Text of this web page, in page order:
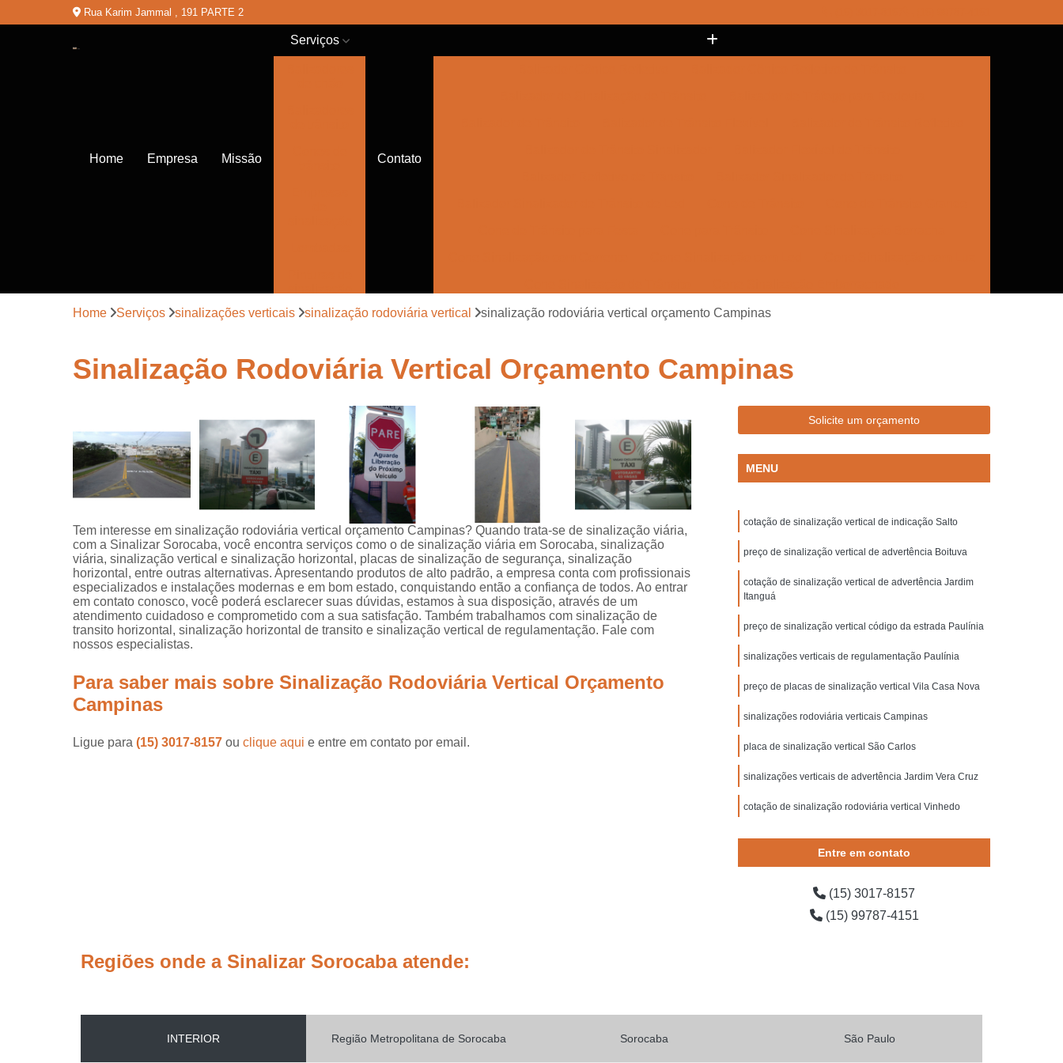
Rua Karim Jammal , 191 PARTE 2
Home Empresa Missão
Serviços
Placas de
segurança
para rodovia
Sinalização
de obra
Sinalização
horizontal
Sinalização
viária
Sinalizações
verticais
Tachões
Contato
Cone Sinalizador de Trânsito
Cone Trânsito
Empresa de Sinalização de Rodovias
Empresa de Sinalização de Trânsito
Empresa de Sinalização Vertical
Empresa de Sinalização Viária
Empresa Sinalização
Empresa Sinalização de Trânsito
Lombada com Faixa de Pedestre
Lombada de Borracha para Condomínio
Lombada de Rua
Lombada Elevada
Lombada para Estacionamento
Lombada para Garagem
Lombada Quebra Mola
Lombada Trânsito
Pintura de Sinalização
Pintura de Sinalização Horizontal
Pintura de Sinalização Tipo Viária
Pintura de Sinalização Viária
Pintura Horizontal
Pintura Placa de Sinalização
Pintura Sinalização
Pintura Sinalização de Trânsito
Pintura Sinalização Horizontal
Pintura Sinalização Viária
Placa de Sinalização de Segurança
Placas de Sinalização de Segurança Bombeiros
Placas de Sinalização de Segurança contra Incêndio
Placas de Sinalização de Segurança do Trabalho Construção Civil
Placas de Sinalização de Segurança em Obras
Placas de Sinalização de Segurança Escadas
Placas de Sinalização de Segurança para Condomínio
Placas de Sinalização de Rodovia
Placas Sinalização Rodovia
Sinalização de Obras
Sinalização de Obras de Vias
Home Serviços sinalizações verticais sinalização rodoviária vertical sinalização rodoviária vertical orçamento Campinas
Sinalização Rodoviária Vertical Orçamento Campinas
Tem interesse em sinalização rodoviária vertical orçamento Campinas? Quando trata-se de sinalização viária,
com a Sinalizar Sorocaba, você encontra serviços como o de sinalização viária em Sorocaba, sinalização
viária, sinalização vertical e sinalização horizontal, placas de sinalização de segurança, sinalização
horizontal, entre outras alternativas. Apresentando produtos de alto padrão, a empresa conta com profissionais
especializados e instalações modernas e em bom estado, conquistando então a confiança de todos. Ao entrar
em contato conosco, você poderá esclarecer suas dúvidas, estamos à sua disposição, através de um
atendimento cuidadoso e comprometido com a sua satisfação. Também trabalhamos com sinalização de
transito horizontal, sinalização horizontal de transito e sinalização vertical de regulamentação. Fale com
nossos especialistas.
Para saber mais sobre Sinalização Rodoviária Vertical Orçamento
Campinas
Ligue para (15) 3017-8157 ou clique aqui e entre em contato por email.
Solicite um orçamento
MENU
cotação de sinalização vertical de indicação Salto
preço de sinalização vertical de advertência Boituva
cotação de sinalização vertical de advertência Jardim
Itanguá
preço de sinalização vertical código da estrada Paulínia
sinalizações verticais de regulamentação Paulínia
preço de placas de sinalização vertical Vila Casa Nova
sinalizações rodoviária verticais Campinas
placa de sinalização vertical São Carlos
sinalizações verticais de advertência Jardim Vera Cruz
cotação de sinalização rodoviária vertical Vinhedo
Entre em contato
(15) 3017-8157
(15) 99787-4151
Regiões onde a Sinalizar Sorocaba atende:
INTERIOR Região Metropolitana de Sorocaba Sorocaba São Paulo